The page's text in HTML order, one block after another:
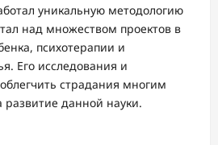
уникальную методологию
над множеством проектов в
психотерапии и
Его исследования и
страдания многим
данной науки.